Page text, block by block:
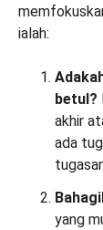
ialah:
betul?
akhir
ada
yang